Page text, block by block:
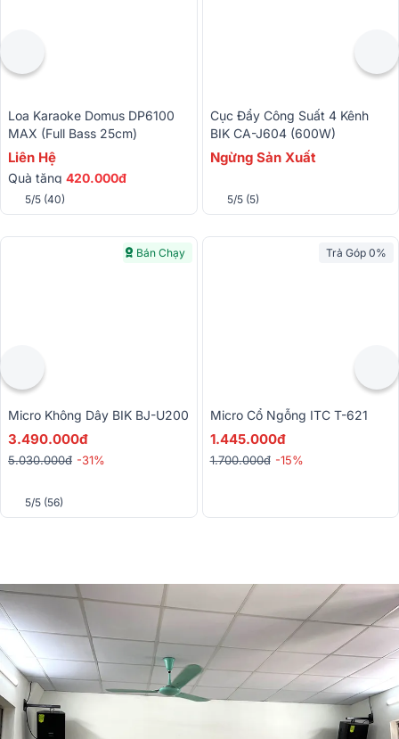
Loa Karaoke Domus DP6100
MAX (Full Bass 25cm)
Liên Hệ
Quà tặng 420.000đ
5/5 (40)
Cục Đẩy Công Suất 4 Kênh
BIK CA-J604 (600W)
Ngừng Sản Xuất
5/5 (5)
Bán Chạy
Micro Không Dây BIK BJ-U200
3.490.000đ
5.030.000đ -31%
5/5 (56)
Trả Góp 0%
Micro Cổ Ngỗng ITC T-621
1.445.000đ
1.700.000đ -15%